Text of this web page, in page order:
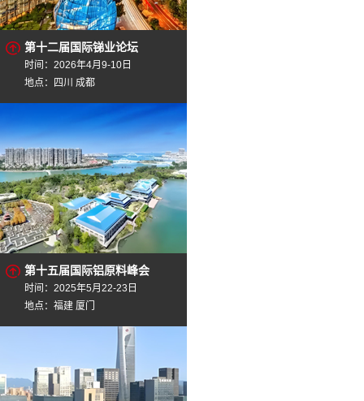
第十二届国际锑业论坛
时间：2026年4月9-10日
地点：四川 成都
第十五届国际铝原料峰会
时间：2025年5月22-23日
地点：福建 厦门